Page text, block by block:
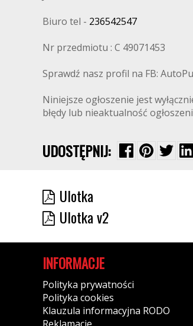
Biuro tel - 236542547
Nr przedmiotu : C 49071453
Sprawdź nasz profil na FB:
Niniejsze ogłoszenie jest
błędy lub nieaktualność
UDOSTĘPNIJ:
Ulotka
Ulotka v2
INFORMACJE
Polityka prywatności
Polityka cookies
Klauzula informacyjna RODO